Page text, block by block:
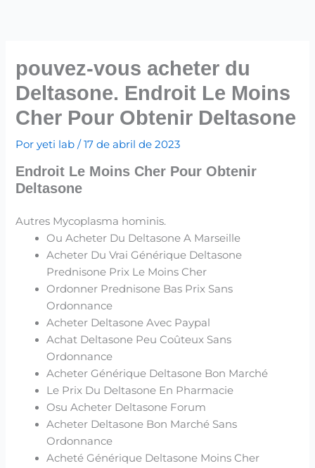
pouvez-vous acheter du
Deltasone. Endroit Le Moins
Cher Pour Obtenir Deltasone
Poryeti lab/17 de abril de 2023
Endroit Le Moins Cher Pour Obtenir
Deltasone
Autres Mycoplasma hominis.
Ou Acheter Du Deltasone A Marseille
Acheter Du Vrai Générique Deltasone
Prednisone Prix Le Moins Cher
Ordonner Prednisone Bas Prix Sans
Ordonnance
Acheter Deltasone Avec Paypal
Achat Deltasone Peu Coûteux Sans
Ordonnance
Acheter Générique Deltasone Bon Marché
Le Prix Du Deltasone En Pharmacie
Osu Acheter Deltasone Forum
Acheter Deltasone Bon Marché Sans
Ordonnance
Acheté Générique Deltasone Moins Cher